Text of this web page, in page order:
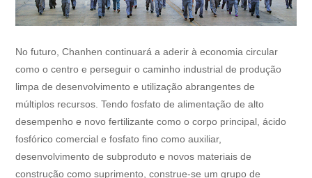
No futuro, Chanhen continuará a aderir à economia circular
como o centro e perseguir o caminho industrial de produção
limpa de desenvolvimento e utilização abrangentes de
múltiplos recursos. Tendo fosfato de alimentação de alto
desempenho e novo fertilizante como o corpo principal, ácido
fosfórico comercial e fosfato fino como auxiliar,
desenvolvimento de subproduto e novos materiais de
construção como suprimento, construe-se um grupo de